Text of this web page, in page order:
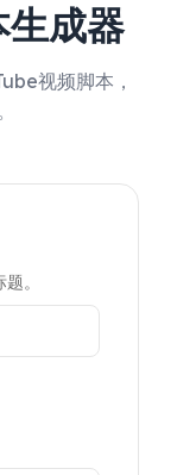
成器
视频脚本，
。